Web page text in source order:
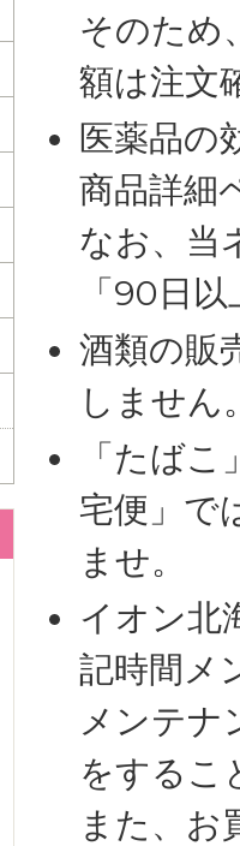
そのため
額は注文
医薬品の
商品詳細
なお、当
「90日
酒類の販
しません
「たば
宅便」で
ませ。
イオン北
記時間メ
メンテナ
をするこ
また、お